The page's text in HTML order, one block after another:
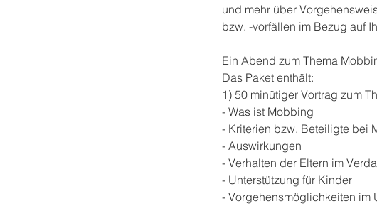
und mehr über
bzw. -vorfällen im Bezug auf
Ein Abend zum Thema
Das Paket enthält:
1) 50 minütiger Vortrag zum
- Was ist Mobbing
- Kriterien bzw. Beteiligte bei
- Auswirkungen
- Verhalten der Eltern im
- Unterstützung für Kinder
- Vorgehensmöglichkeiten im